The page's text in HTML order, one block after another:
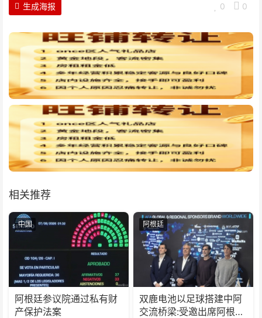
0 0
生成海报
相关推荐
中国
阿根廷参议院通过私有财
产保护法案
阿根廷
双鹿电池以足球搭建中阿
交流桥梁:受邀出席阿根廷